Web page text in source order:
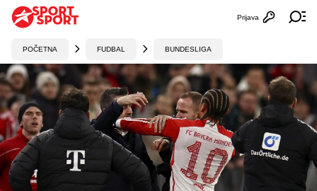
Otvori
Prijava
POČETNA FUDBAL BUNDESLIGA